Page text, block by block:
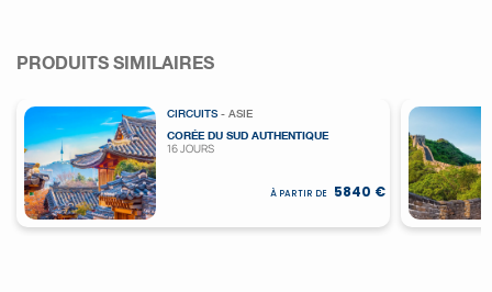
PRODUITS SIMILAIRES
CIRCUITS - ASIE
CORÉE DU SUD AUTHENTIQUE
16 JOURS
À PARTIR DE 5840 €